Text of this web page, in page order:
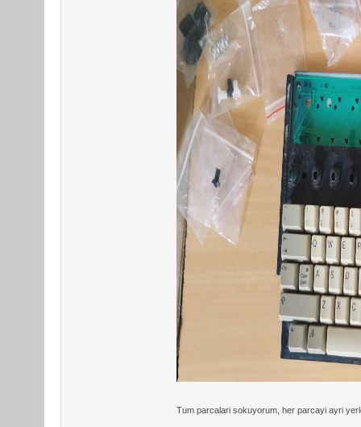
Tum parcalari sokuyorum, her parcayi ayri